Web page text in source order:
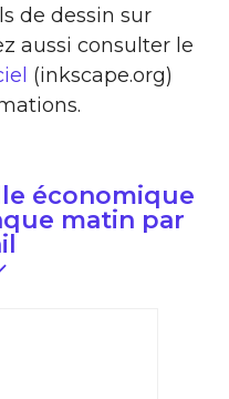
de dessin sur
aussi consulter le
(inkscape.org)
économique
matin par